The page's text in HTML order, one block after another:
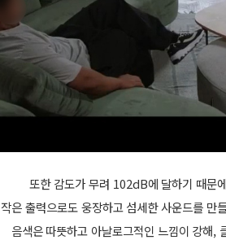
또한 감도가 무려 102dB에 달하기 때문
작은 출력으로도 웅장하고 섬세한 사운드를
음색은 따뜻하고 아날로그적인 느낌이 강해